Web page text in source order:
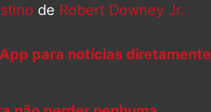
de Robert Downey Jr.
para notícias diretamente